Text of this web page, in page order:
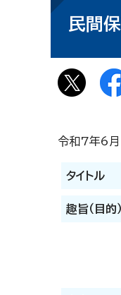
民間
令和7年6月
タイトル
趣旨（目的）